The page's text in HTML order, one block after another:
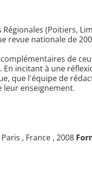
(Poitiers,
revue nationale de
de
incitant à une
que l'équipe de
leur enseignement.
Paris , France , 2008